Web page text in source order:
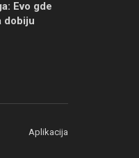
Evo gde
dobiju
Aplikacija